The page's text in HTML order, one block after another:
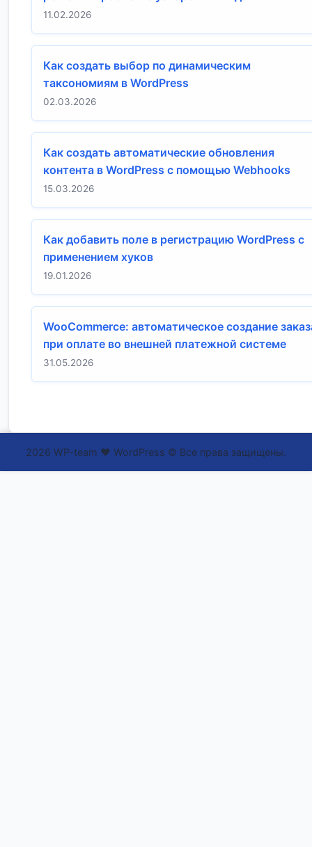
11.02.2026
Как создать выбор по динамическим
таксономиям в WordPress
02.03.2026
Как создать автоматические обновления
контента в WordPress с помощью Webhooks
15.03.2026
Как добавить поле в регистрацию WordPress с
применением хуков
19.01.2026
WooCommerce: автоматическое создание
при оплате во внешней платежной системе
31.05.2026
2026 WP-team ❤ WordPress © Все права защищены.